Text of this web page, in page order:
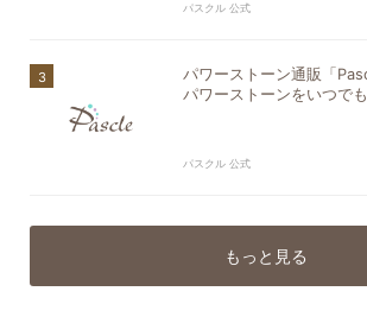
パスクル 公式
パワーストーン通販「
パワーストーンをいつで
パスクル 公式
もっと見る